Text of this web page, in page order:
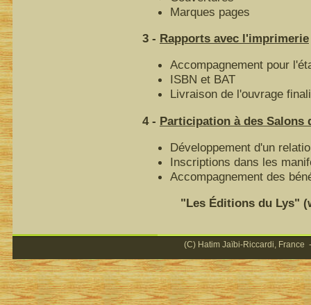
Marques pages
3 - Rapports avec l'imprimerie
Accompagnement pour
ISBN et BAT
Livraison de l'ouvrage
4 - Participation à des Salons
Développement d'un
Inscriptions dans les
Accompagnement des
"Les Éditions du Lys"
(C) Hatim Jaïbi-Riccardi, France